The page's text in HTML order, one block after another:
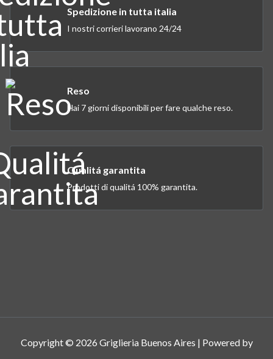
Spedizione in tutta italia
I nostri corrieri lavorano 24/24
Reso
Hai 7 giorni disponibili per fare qualche reso.
Qualitá garantita
Prodotti di qualitá 100% garantita.
Copyright © 2026 Griglieria Buenos Aires | Powered by